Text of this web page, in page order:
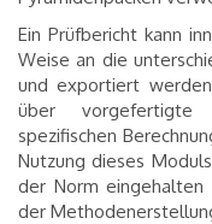
Ein Prüfbericht kann
Weise an die
und exportiert
über vorgefertigte
spezifischen
Nutzung dieses
der Norm
der